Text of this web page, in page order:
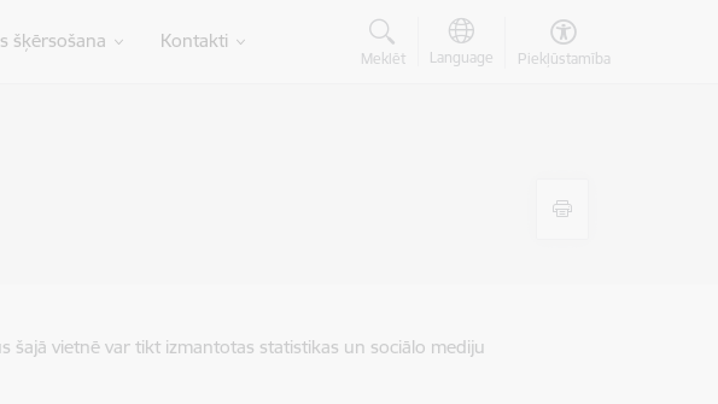
šķērsošana Kontakti
Meklēt Language Piekļūstamība
šajā vietnē var tikt izmantotas statistikas un sociālo mediju